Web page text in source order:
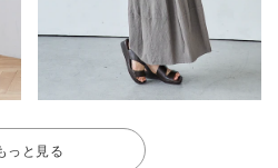
っと見る